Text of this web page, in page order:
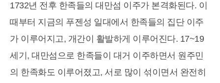
1732년 전후 한족들의 대만섬 이주가 본격화된다. 이
때부터 지금의 푸젠성 일대에서 한족들의 집단 이주
가 이루어지고, 개간이 활발하게 이루어진다. 17~19
세기, 대만섬으로 한족들이 대거 이주하면서 원주민
의 한족화도 이루어졌고, 서로 많이 섞이면서 완전히